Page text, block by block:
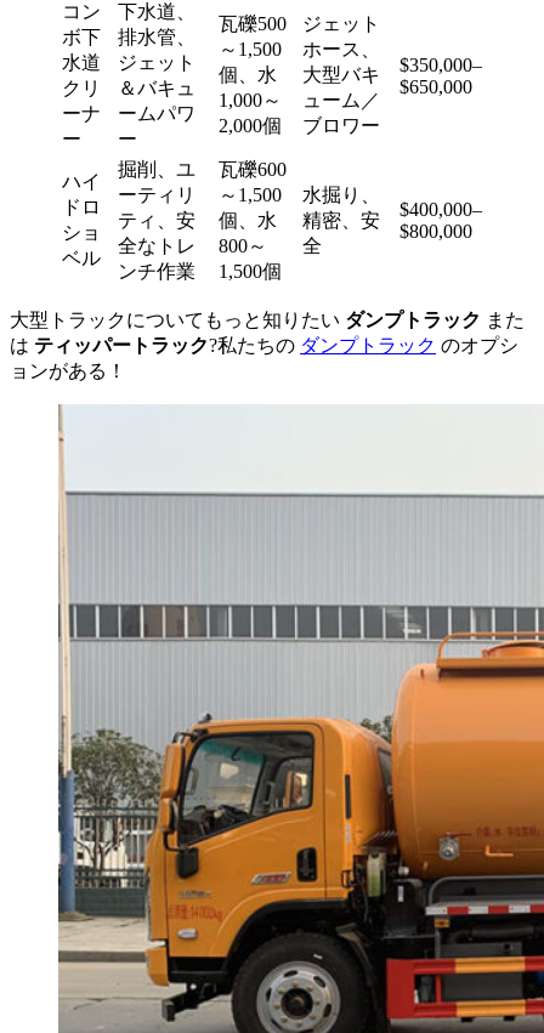
コン
ボ下
水道
クリ
ーナ
ー
下水道、
排水管、
ジェット
＆バキュ
ームパワ
ー
瓦礫500
～1,500
個、水
1,000～
2,000個
ジェット
ホース、
大型バキ
ューム／
ブロワー
$350,000–
$650,000
ハイ
ドロ
ショ
ベル
掘削、ユ
ーティリ
ティ、安
全なトレ
ンチ作業
瓦礫600
～1,500
個、水
800～
1,500個
水掘り、
精密、安
全
$400,000–
$800,000
大型トラックについてもっと知りたい ダンプトラック また
は ティッパートラック?私たちの ダンプトラック のオプシ
ョンがある！